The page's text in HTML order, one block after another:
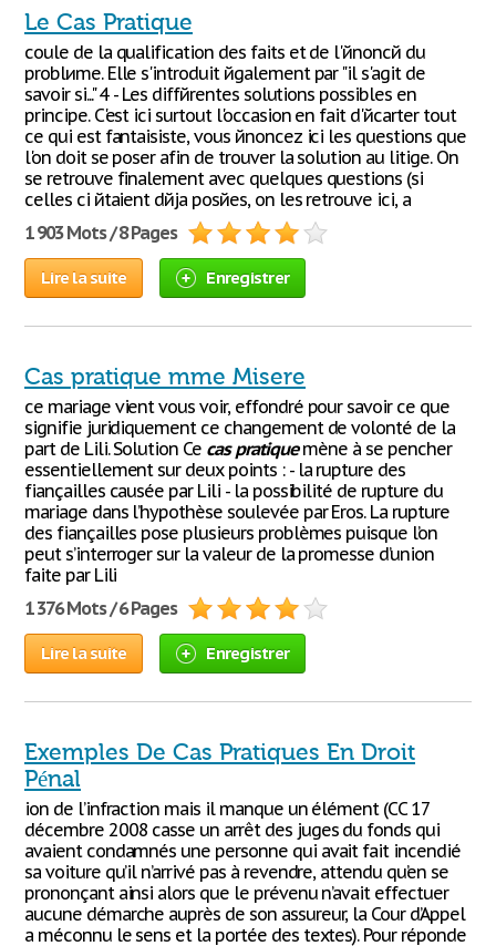
Le Cas Pratique
coule de la qualification des faits et de l'йnoncй du
problиme. Elle s'introduit йgalement par "il s'agit de
savoir si..." 4 - Les diffйrentes solutions possibles en
principe. C'est ici surtout l'occasion en fait d'йcarter tout
ce qui est fantaisiste, vous йnoncez ici les questions que
l'on doit se poser afin de trouver la solution au litige. On
se retrouve finalement avec quelques questions (si
celles ci йtaient dйjа posйes, on les retrouve ici, а
1 903 Mots / 8 Pages
Lire la suite Enregistrer
Cas pratique mme Misere
ce mariage vient vous voir, effondré pour savoir ce que
signifie juridiquement ce changement de volonté de la
part de Lili. Solution Ce cas pratiquemène à se pencher
essentiellement sur deux points : - la rupture des
fiançailles causée par Lili - la possibilité de rupture du
mariage dans l’hypothèse soulevée par Eros. La rupture
des fiançailles pose plusieurs problèmes puisque l’on
peut s’interroger sur la valeur de la promesse d’union
faite par Lili
1 376 Mots / 6 Pages
Lire la suite Enregistrer
Exemples De Cas Pratiques En Droit
Pénal
ion de l’infraction mais il manque un élément (CC 17
décembre 2008 casse un arrêt des juges du fonds qui
avaient condamnés une personne qui avait fait incendié
sa voiture qu’il n’arrivé pas à revendre, attendu qu’en se
prononçant ainsi alors que le prévenu n’avait effectuer
aucune démarche auprès de son assureur, la Cour d’Appel
a méconnu le sens et la portée des textes). Pour réponde